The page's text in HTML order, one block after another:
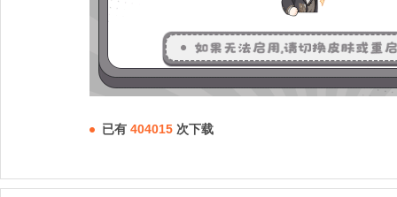
已有 404015 次下载